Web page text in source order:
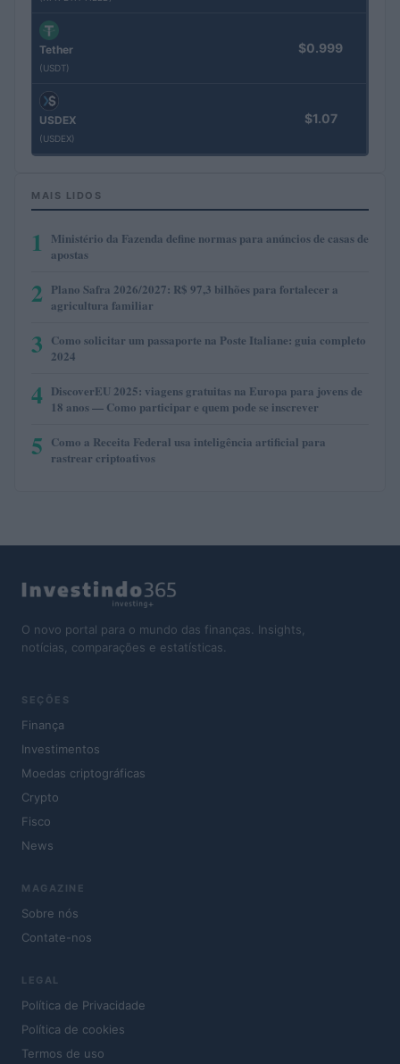
Tether
(USDT)
$0.999
USDEX
(USDEX)
$1.07
MAIS LIDOS
1
Ministério da Fazenda define normas para anúncios de casas de
apostas
2 Plano Safra 2026/2027: R$ 97,3 bilhões para fortalecer a
agricultura familiar
3 Como solicitar um passaporte na Poste Italiane: guia completo
2024
4 DiscoverEU 2025: viagens gratuitas na Europa para jovens de
18 anos — Como participar e quem pode se inscrever
5 Como a Receita Federal usa inteligência artificial para
rastrear criptoativos
O novo portal para o mundo das finanças. Insights,
notícias, comparações e estatísticas.
SEÇÕES
Finança
Investimentos
Moedas criptográficas
Crypto
Fisco
News
MAGAZINE
Sobre nós
Contate-nos
LEGAL
Política de Privacidade
Política de cookies
Termos de uso